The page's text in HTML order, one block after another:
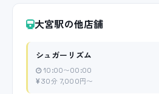
大宮駅の他店舗
シュガーリズム
10:00〜00:00
30分 7,000円〜